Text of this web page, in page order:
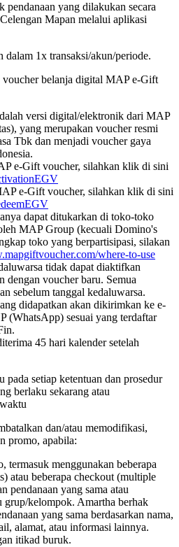
pendanaan yang dilakukan secara
Mapan melalui aplikasi
dalam 1x transaksi/akun/periode.
belanja digital MAP e-Gift
versi digital/elektronik dari MAP
yang merupakan voucher resmi
Tbk dan menjadi voucher gaya
e-Gift voucher, silahkan klik di sini
e-Gift voucher, silahkan klik di sini
dapat ditukarkan di toko-toko
MAP Group (kecuali Domino's
toko yang berpartisipasi, silakan
where-to-use
tidak dapat diaktifkan
dengan voucher baru. Semua
sebelum tanggal kedaluwarsa.
didapatkan akan dikirimkan ke e-
(WhatsApp) sesuai yang terdaftar
45 hari kalender setelah
pada setiap ketentuan dan prosedur
berlaku sekarang atau
dan/atau memodifikasi,
promo, apabila:
termasuk menggunakan beberapa
atau beberapa checkout (multiple
pendanaan yang sama atau
grup/kelompok. Amartha berhak
yang sama berdasarkan nama,
alamat, atau informasi lainnya.
itikad buruk.